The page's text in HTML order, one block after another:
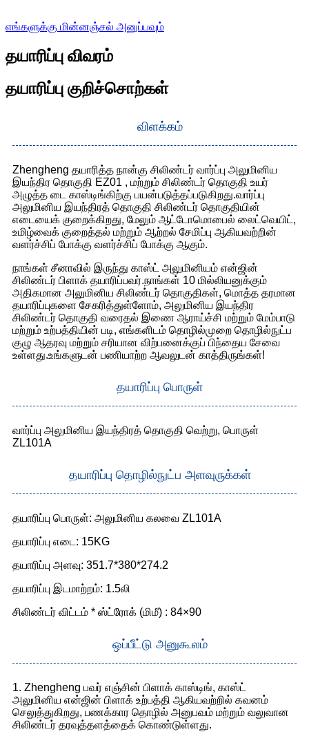
எங்களுக்கு மின்னஞ்சல் அனுப்பவும்
தயாரிப்பு விவரம்
தயாரிப்பு குறிச்சொற்கள்
விளக்கம்
Zhengheng தயாரித்த நான்கு சிலிண்டர் வார்ப்பு அலுமினிய
இயந்திர தொகுதி EZ01 , மற்றும் சிலிண்டர் தொகுதி உயர்
அழுத்த டை காஸ்டிங்கிற்கு பயன்படுத்தப்படுகிறது.வார்ப்பு
அலுமினிய இயந்திரத் தொகுதி சிலிண்டர் தொகுதியின்
எடையைக் குறைக்கிறது, மேலும் ஆட்டோமொபைல் லைட்வெயிட்,
உமிழ்வைக் குறைத்தல் மற்றும் ஆற்றல் சேமிப்பு ஆகியவற்றின்
வளர்ச்சிப் போக்கு வளர்ச்சிப் போக்கு ஆகும்.
நாங்கள் சீனாவில் இருந்து காஸ்ட் அலுமினியம் என்ஜின்
சிலிண்டர் பிளாக் தயாரிப்பவர்.நாங்கள் 10 மில்லியனுக்கும்
அதிகமான அலுமினிய சிலிண்டர் தொகுதிகள், மொத்த தரமான
தயாரிப்புகளை சேகரித்துள்ளோம், அலுமினிய இயந்திர
சிலிண்டர் தொகுதி வரைதல் இணை ஆராய்ச்சி மற்றும் மேம்பாடு
மற்றும் உற்பத்தியின் படி, எங்களிடம் தொழில்முறை தொழில்நுட்ப
குழு ஆதரவு மற்றும் சரியான விற்பனைக்குப் பிந்தைய சேவை
உள்ளது.உங்களுடன் பணியாற்ற ஆவலுடன் காத்திருங்கள்!
தயாரிப்பு பொருள்
வார்ப்பு அலுமினிய இயந்திரத் தொகுதி வெற்று, பொருள்
ZL101A
தயாரிப்பு தொழில்நுட்ப அளவுருக்கள்
தயாரிப்பு பொருள்: அலுமினிய கலவை ZL101A
தயாரிப்பு எடை: 15KG
தயாரிப்பு அளவு: 351.7*380*274.2
தயாரிப்பு இடமாற்றம்: 1.5லி
சிலிண்டர் விட்டம் * ஸ்ட்ரோக் (மிமீ) : 84×90
ஒப்பீட்டு அனுகூலம்
1. Zhengheng பவர் எஞ்சின் பிளாக் காஸ்டிங், காஸ்ட்
அலுமினிய என்ஜின் பிளாக் உற்பத்தி ஆகியவற்றில் கவனம்
செலுத்துகிறது, பணக்கார தொழில் அனுபவம் மற்றும் வலுவான
சிலிண்டர் தரவுத்தளத்தைக் கொண்டுள்ளது.